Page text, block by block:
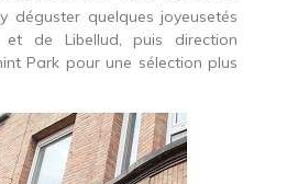
déguster quelques joyeusetés
de Libellud, puis direction
Park pour une sélection plus